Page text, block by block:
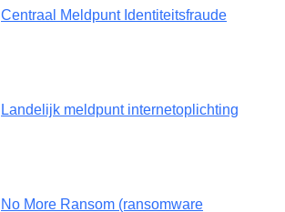
Centraal Meldpunt Identiteitsfraude
Landelijk meldpunt internetoplichting
No More Ransom (ransomware